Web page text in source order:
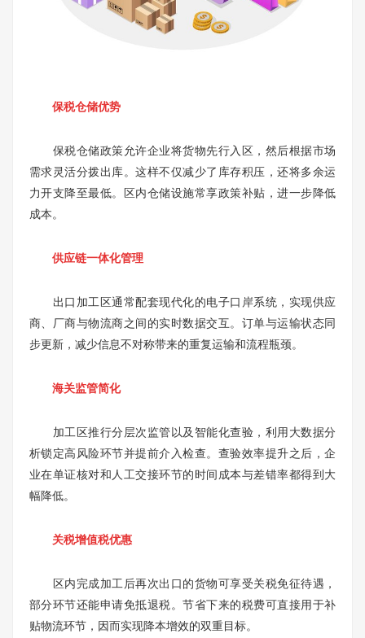
保税仓储优势
保税仓储政策允许企业将货物先行入区，然后根据市场
需求灵活分拨出库。这样不仅减少了库存积压，还将多余运
力开支降至最低。区内仓储设施常享政策补贴，进一步降低
成本。
供应链一体化管理
出口加工区通常配套现代化的电子口岸系统，实现供应
商、厂商与物流商之间的实时数据交互。订单与运输状态同
步更新，减少信息不对称带来的重复运输和流程瓶颈。
海关监管简化
加工区推行分层次监管以及智能化查验，利用大数据分
析锁定高风险环节并提前介入检查。查验效率提升之后，企
业在单证核对和人工交接环节的时间成本与差错率都得到大
幅降低。
关税增值税优惠
区内完成加工后再次出口的货物可享受关税免征待遇，
部分环节还能申请免抵退税。节省下来的税费可直接用于补
贴物流环节，因而实现降本增效的双重目标。